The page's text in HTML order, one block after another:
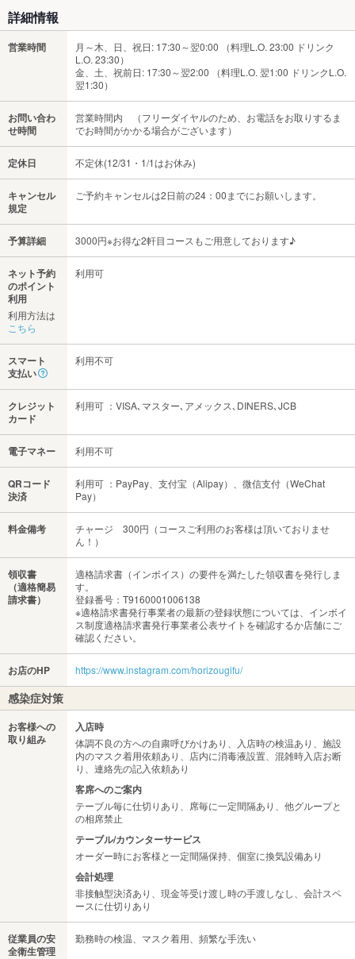
詳細情報
営業時間
月～木、日、祝日: 17:30～翌0:00 （料理L.O. 23:00 ドリンク
L.O. 23:30）
金、土、祝前日: 17:30～翌2:00 （料理L.O. 翌1:00 ドリンクL.O.
翌1:30）
お問い合わ
せ時間
営業時間内 （フリーダイヤルのため、お電話をお取りするま
でお時間がかかる場合がございます）
定休日 不定休(12/31・1/1はお休み)
キャンセル
規定
ご予約キャンセルは2日前の24：00までにお願いします。
予算詳細 3000円※お得な2軒目コースもご用意しております♪
ネット予約
のポイント
利用
利用方法は
こちら
利用可
スマート
支払い
利用不可
クレジット
カード
利用可 ：VISA､マスター､アメックス､DINERS､JCB
電子マネー 利用不可
QRコード
決済
利用可 ：PayPay、支付宝（Alipay）、微信支付（WeChat
Pay）
料金備考
チャージ 300円（コースご利用のお客様は頂いておりませ
ん！）
領収書
（適格簡易
請求書）
適格請求書（インボイス）の要件を満たした領収書を発行しま
す。
登録番号：T9160001006138
※適格請求書発行事業者の最新の登録状態については、インボイ
ス制度適格請求書発行事業者公表サイトを確認するか店舗にご
確認ください。
お店のHP https://www.instagram.com/horizougifu/
感染症対策
お客様への
取り組み
入店時
体調不良の方への自粛呼びかけあり、入店時の検温あり、施設
内のマスク着用依頼あり、店内に消毒液設置、混雑時入店お断
り、連絡先の記入依頼あり
客席へのご案内
テーブル毎に仕切りあり、席毎に一定間隔あり、他グループと
の相席禁止
テーブル/カウンターサービス
オーダー時にお客様と一定間隔保持、個室に換気設備あり
会計処理
非接触型決済あり、現金等受け渡し時の手渡しなし、会計スペ
ースに仕切りあり
従業員の安
全衛生管理
勤務時の検温、マスク着用、頻繁な手洗い